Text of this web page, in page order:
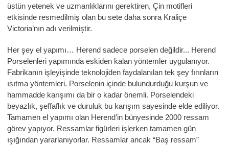
üstün yetenek ve uzmanlıklarını gerektiren, Çin motifleri
etkisinde resmedilmiş olan bu sete daha sonra Kraliçe
Victoria’nın adı verilmiştir.
Her şey el yapımı… Herend sadece porselen değildir... Herend
Porselenleri yapımında eskiden kalan yöntemler uygulanıyor.
Fabrikanın işleyişinde teknolojiden faydalanılan tek şey fırınların
ısıtma yöntemleri. Porselenin içinde bulundurduğu kurşun ve
hammadde karışımı da bir o kadar önemli. Porselendeki
beyazlık, şeffaflık ve duruluk bu karışım sayesinde elde ediliyor.
Tamamen el yapımı olan Herend’in bünyesinde 2000 ressam
görev yapıyor. Ressamlar figürleri işlerken tamamen gün
ışığından yararlanıyorlar. Ressamlar ancak “Baş ressam”